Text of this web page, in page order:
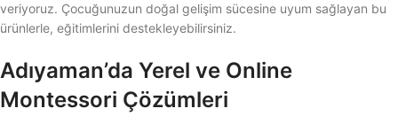
veriyoruz. Çocuğunuzun doğal gelişim sücesine uyum sağlayan bu
ürünlerle, eğitimlerini destekleyebilirsiniz.
Adıyaman’da Yerel ve Online
Montessori Çözümleri